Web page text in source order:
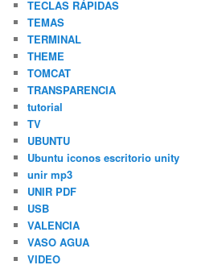
TECLAS RÁPIDAS
TEMAS
TERMINAL
THEME
TOMCAT
TRANSPARENCIA
tutorial
TV
UBUNTU
Ubuntu iconos escritorio unity
unir mp3
UNIR PDF
USB
VALENCIA
VASO AGUA
VIDEO